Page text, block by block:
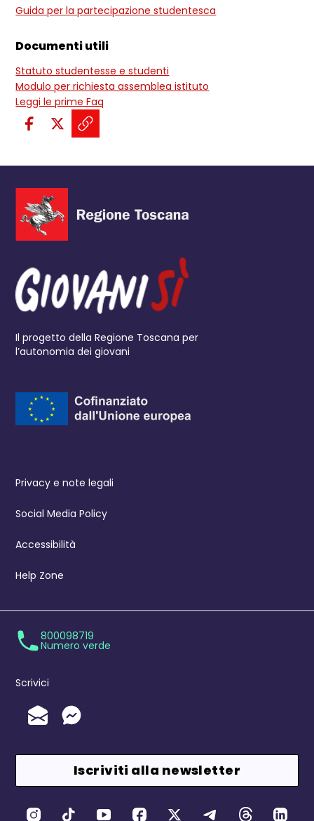
Guida per la partecipazione studentesca
Documenti utili
Statuto studentesse e studenti
Modulo per richiesta assemblea istituto
Leggi le prime Faq
Condividi sui social:
Condividi su Facebook - apre
Condividi su X - apre una
Copia il link e condividi -
Il progetto della Regione Toscana per
l’autonomia dei giovani
Privacy e note legali
Social Media Policy
Accessibilità
Help Zone
800098719
Numero verde
Scrivici
Invia un'Email
Messenger
Iscriviti alla newsletter
Canali Social